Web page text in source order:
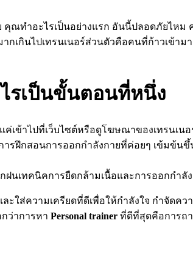
ณทำอะไรเป็นอย่างแรก อันนี้ปลอดภัยไห
กเกินไปเทรนเนอร์ส่วนตัวคือคนที่ก้าวเข้า
รเป็นขั้นตอนที่หนึ่ง
ค่เข้าไปที่เว็บไซต์หรือดูโฆษณาของเทรนเ
รฝึกสอนการออกกำลังกายที่ค่อยๆ เข้มข้น
ฝนเทคนิคการยืดกล้ามเนื้อและการออกกำ
ใส่ความเครียดที่ดีเพื่อให้กำลังใจ กำจัดค
ว่าการหา Personal trainer ที่ดีที่สุดคือการถ